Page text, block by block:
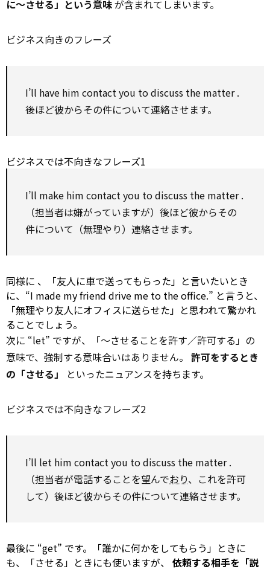
に～させる」という意味が含まれてしまいます。
ビジネス向きのフレーズ
I’ll have him contactyou todiscuss the matter.
後ほど彼からその件について連絡させます。
ビジネスでは不向きなフレーズ1
I’ll make him contactyou todiscuss the matter.
（担当者は嫌がっていますが）後ほど彼からその
件について（無理やり）連絡させます。
同様に 、「友人に車で送ってもらった」と言いたいとき
に、“I made my friend drive me to the office.” と言うと、
「無理やり友人にオフィスに送らせた」と思われて驚かれ
ることでしょう。
次に “let” ですが、「～させることを許す／許可する」の
意味で、強制する意味合いはありません。 許可をするとき
の「させる」
といったニュアンスを持ちます。
ビジネスでは不向きなフレーズ2
I’ll let him contactyou todiscuss the matter.
（担当者が電話することを望んでおり、これを許可
して）後ほど彼からその件について連絡させます。
最後に “get” です。「誰かに何かをしてもらう」ときに
も、「させる」ときにも使いますが、 依頼する相手を「説